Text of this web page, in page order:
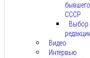
бывшего
СССР
Выбор
Видео
Интервью